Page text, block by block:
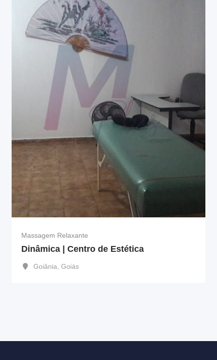
Massagem Relaxante
Dinâmica | Centro de Estética
Goiânia Goiás